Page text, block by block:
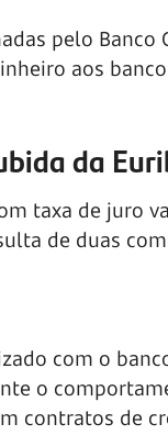
pelo Banco
aos
da
taxa de juro
de duas
com o
o
contratos de